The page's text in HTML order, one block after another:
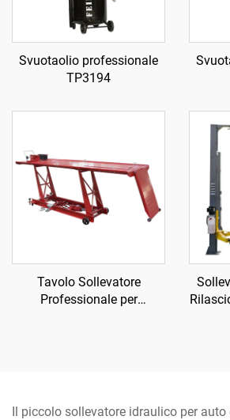
Svuotaolio professionale
TP3194
Tavolo Sollevatore
Professionale per
Il piccolo sollevatore idraulico per